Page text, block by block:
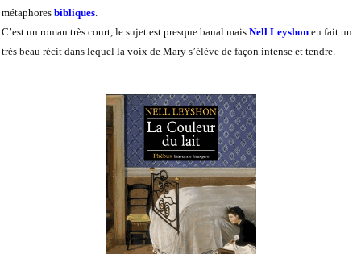
métaphores bibliques
C’est un roman très court, le sujet est presque banal mais Nell Leyshon en fait un
très beau récit dans lequel la voix de Mary s’élève de façon intense et tendre.